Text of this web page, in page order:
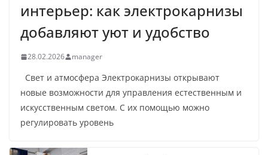
интерьер: как электрокарнизы
добавляют уют и удобство
28.02.2026 manager
Свет и атмосфера Электрокарнизы открывают
новые возможности для управления естественным и
искусственным светом. С их помощью можно
регулировать уровень